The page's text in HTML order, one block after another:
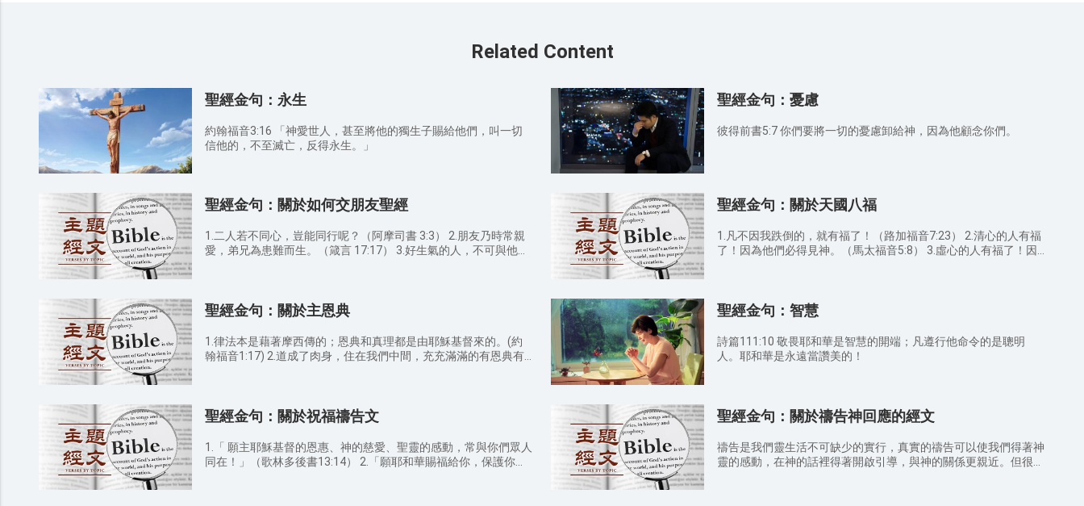
Related Content
聖經金句：永生
約翰福音3:16 「神愛世人，甚至將他的獨生子賜給他們，叫一切
信他的，不至滅亡，反得永生。」
聖經金句：憂慮
彼得前書5:7 你們要將一切的憂慮卸給神，因為他顧念你們。
聖經金句：關於如何交朋友聖經
1.二人若不同心，豈能同行呢？（阿摩司書 3:3） 2.朋友乃時常親
愛，弟兄為患難而生。（箴言 17:17） 3.好生氣的人，不可與他結
行的，必得智慧；和愚昧人作伴的，必受虧損。（箴言 13:20） 7.
羅尼迦前書 5:11） 8.濫交朋友的，自取敗壞；但有一朋友比弟兄
更親密。（箴言 18:24） 9.所以，無論何事，你們願意人怎樣待你
們，你們也要怎樣待人，因為這就是律法和先知的道理。（馬太福
百般恩賜的好管家。（彼得前書4:8-10）
聖經金句：關於天國八福
1.凡不因我跌倒的，就有福了！（路加福音7:23） 2.清心的人有福
了！因為他們必得見神。（馬太福音5:8） 3.虛心的人有福了！因
恤。（馬太福音5:7） 7.飢渴慕義的人有福了！因為他們必得飽
的。（馬太福音5:10）
聖經金句：關於主恩典
1.律法本是藉著摩西傳的；恩典和真理都是由耶穌基督來的。(約
翰福音1:17) 2.道成了肉身，住在我們中間，充充滿滿的有恩典有
後書12:9） 5.那賜諸般恩典的神曾在基督裡召你們，得享他永遠的
量給你們。 （彼得前書5:10）
聖經金句：智慧
詩篇111:10 敬畏耶和華是智慧的開端；凡遵行他命令的是聰明
人。耶和華是永遠當讚美的！
聖經金句：關於祝福禱告文
1.「 願主耶穌基督的恩惠、神的慈愛、聖靈的感動，常與你們眾人
同在！」（歌林多後書13:14） 2.「願耶和華賜福給你，保護你。
聖經金句：關於禱告神回應的經文
禱告是我們靈生活不可缺少的實行，真實的禱告可以使我們得著神
靈的感動，在神的話裡得著開啟引導，與神的關係更親近。但很多